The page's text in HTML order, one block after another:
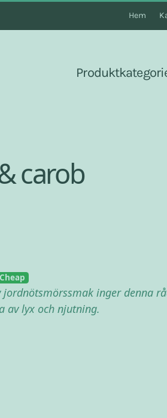
Hem
carob
Cheap
inger denna
av lyx och njutning.